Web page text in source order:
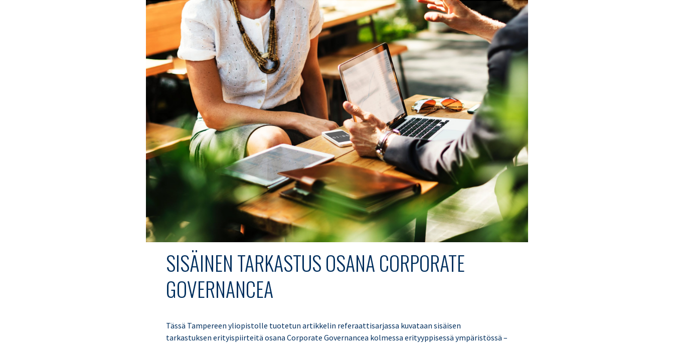
SISÄINEN TARKASTUS OSANA CORPORATE
GOVERNANCEA
Tässä Tampereen yliopistolle tuotetun artikkelin referaattisarjassa kuvataan sisäisen
tarkastuksen erityispiirteitä osana Corporate Governancea kolmessa erityyppisessä ympäristössä –